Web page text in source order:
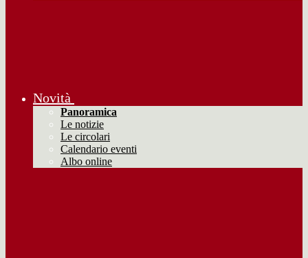
Novità
Panoramica
Le notizie
Le circolari
Calendario eventi
Albo online